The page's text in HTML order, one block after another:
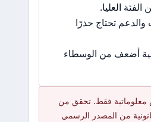
العليا.
تحتاج حذرًا
أضعف من الوسطاء
معلوماتية فقط. تحقق من
من المصدر الرسمي